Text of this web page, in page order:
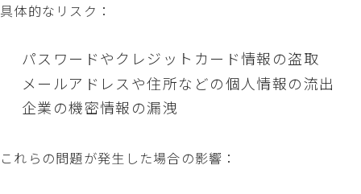
具体的なリスク：
パスワードやクレジットカード情報の盗取
メールアドレスや住所などの個人情報の流出
企業の機密情報の漏洩
これらの問題が発生した場合の影響：